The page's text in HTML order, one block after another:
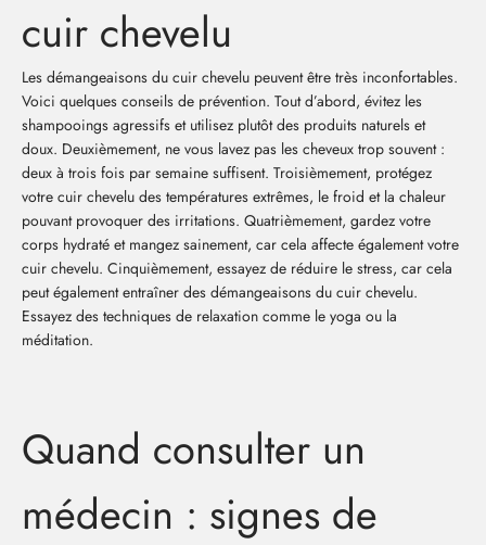
cuir chevelu
Les démangeaisons du cuir chevelu peuvent être très inconfortables.
Voici quelques conseils de prévention. Tout d’abord, évitez les
shampooings agressifs et utilisez plutôt des produits naturels et
doux. Deuxièmement, ne vous lavez pas les cheveux trop souvent :
deux à trois fois par semaine suffisent. Troisièmement, protégez
votre cuir chevelu des températures extrêmes, le froid et la chaleur
pouvant provoquer des irritations. Quatrièmement, gardez votre
corps hydraté et mangez sainement, car cela affecte également votre
cuir chevelu. Cinquièmement, essayez de réduire le stress, car cela
peut également entraîner des démangeaisons du cuir chevelu.
Essayez des techniques de relaxation comme le yoga ou la
méditation.
Quand consulter un
médecin : signes de